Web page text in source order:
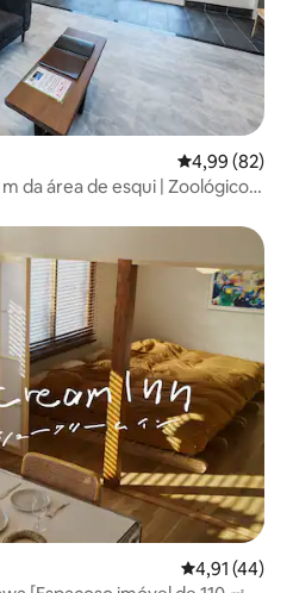
4,99 de uma
4,99 (82)
da área de esqui | Zoológico
4,91 de uma
4,91 (44)